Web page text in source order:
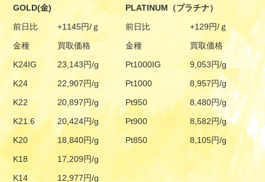
GOLD(金)
PLATINUM（プラチナ）
前日比
+1145円/ｇ 前日比
+129円/ｇ
金種
買取価格 金種
買取価格
K24IG
23,143円/g Pt1000IG
9,053円/g
K24
22,907円/g Pt1000
8,957円/g
K22
20,897円/g Pt950
8,480円/g
K21.6
20,424円/g Pt900
8,582円/g
K20
18,840円/g Pt850
8,105円/g
K18
17,209円/g
K14
12,977円/g